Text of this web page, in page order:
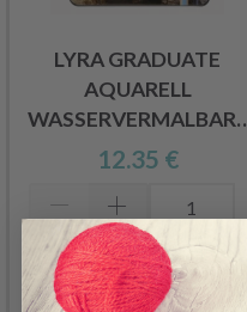
LYRA GRADUATE
AQUARELL
WASSERVERMALBARE
FARBSTIFTE & PINSEL,
12.35 €
In den Warenkorb